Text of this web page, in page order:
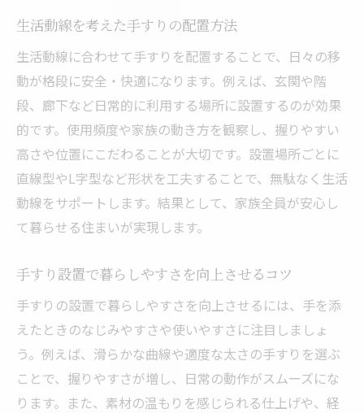
生活動線を考えた手すりの配置方法
生活動線に合わせて手すりを配置することで、日々の移
動が格段に安全・快適になります。例えば、玄関や階
段、廊下など日常的に利用する場所に設置するのが効果
的です。使用頻度や家族の動き方を観察し、握りやすい
高さや位置にこだわることが大切です。設置場所ごとに
直線型やL字型など形状を工夫することで、無駄なく生活
動線をサポートします。結果として、家族全員が安心し
て暮らせる住まいが実現します。
手すり設置で暮らしやすさを向上させるコツ
手すりの設置で暮らしやすさを向上させるには、手を添
えたときのなじみやすさや使いやすさに注目しましょ
う。例えば、滑らかな曲線や適度な太さの手すりを選ぶ
ことで、握りやすさが増し、日常の動作がスムーズにな
ります。また、素材の温もりを感じられる仕上げや、経